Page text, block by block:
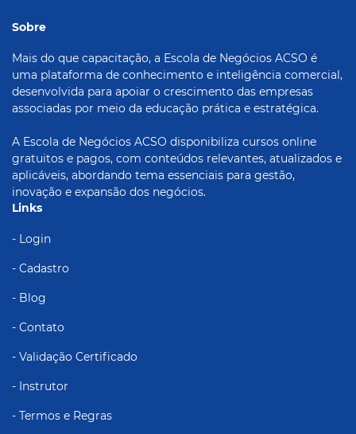
Sobre
Mais do que capacitação, a Escola de Negócios ACSO é
uma plataforma de conhecimento e inteligência comercial,
desenvolvida para apoiar o crescimento das empresas
associadas por meio da educação prática e estratégica.
A Escola de Negócios ACSO disponibiliza cursos online
gratuitos e pagos, com conteúdos relevantes, atualizados e
aplicáveis, abordando tema essenciais para gestão,
inovação e expansão dos negócios.
Links
- Login
- Cadastro
- Blog
- Contato
- Validação Certificado
- Instrutor
- Termos e Regras